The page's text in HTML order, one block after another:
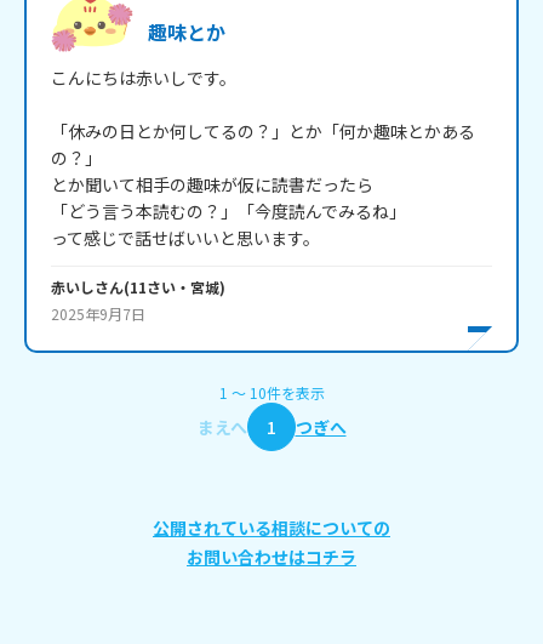
趣味とか
こんにちは赤いしです。
「休みの日とか何してるの？」とか「何か趣味とかある
の？」
とか聞いて相手の趣味が仮に読書だったら
「どう言う本読むの？」「今度読んでみるね」
赤いしさん(11さい・ 宮城)
2025年9月7日
1 〜 10件を表示
まえへ 1 つぎへ
公開されている相談についての
お問い合わせはコチラ